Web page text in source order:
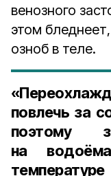
венозного
этом
озноб в теле.
повлечь за
поэтому
на